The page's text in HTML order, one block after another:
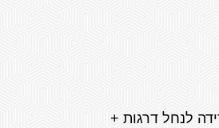
דרך הכורכר או בירידה לנחל דרגות +